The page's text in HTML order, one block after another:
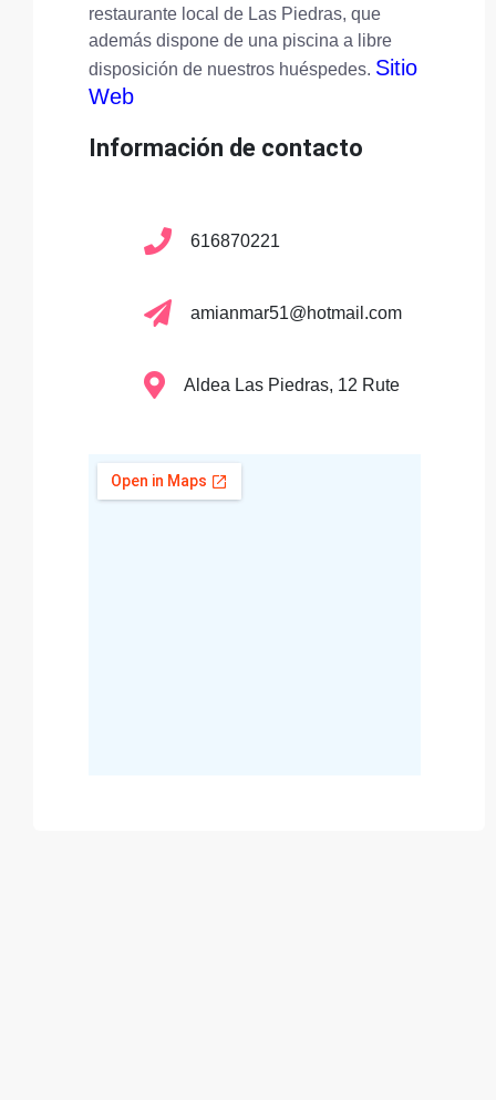
restaurante local de Las Piedras, que
además dispone de una piscina a libre
disposición de nuestros huéspedes. Sitio
Web
Información de contacto
616870221
amianmar51@hotmail.com
Aldea Las Piedras, 12 Rute